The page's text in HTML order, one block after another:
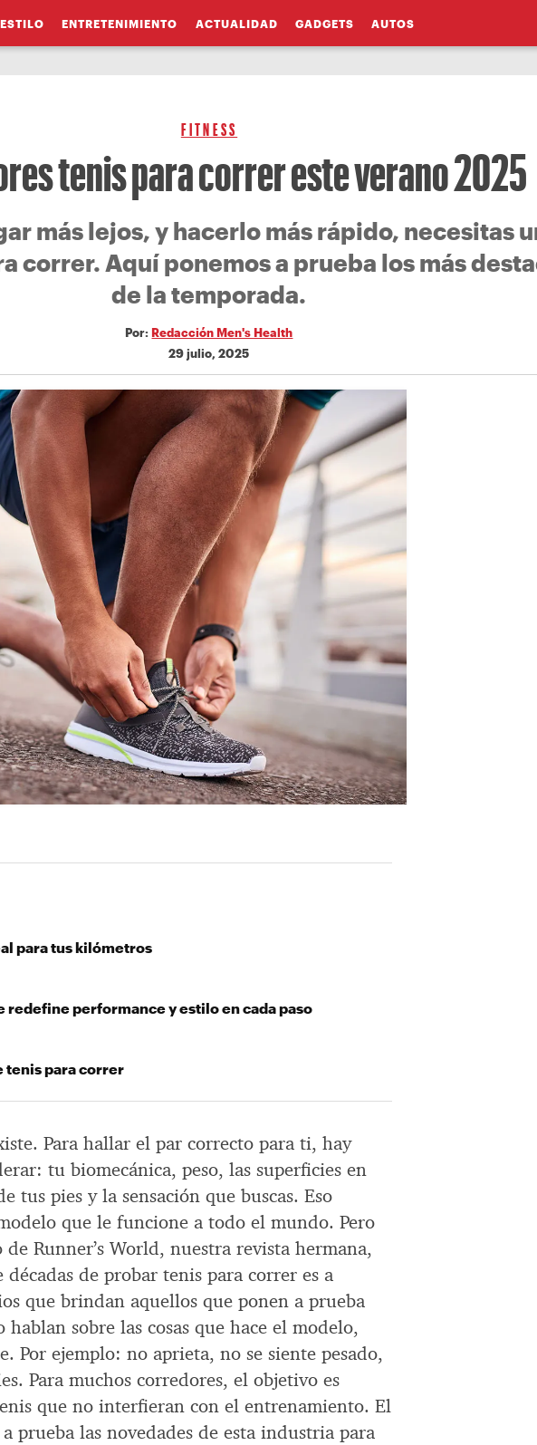
ESTILO ENTRETENIMIENTO ACTUALIDAD GADGETS AUTOS
FITNESS
tenis para correr este verano 2025
más lejos, y hacerlo más rápido, necesitas
correr. Aquí ponemos a prueba los más
de la temporada.
Por:Redacción Men's Health
29 julio, 2025
Para hallar el par correcto para ti, hay
tu biomecánica, peso, las superficies en
tus pies y la sensación que buscas. Eso
que le funcione a todo el mundo. Pero
Runner’s World, nuestra revista hermana,
de probar tenis para correr es a
que brindan aquellos que ponen a prueba
sobre las cosas que hace el modelo,
Por ejemplo: no aprieta, no se siente pesado,
Para muchos corredores, el objetivo es
que no interfieran con el entrenamiento. El
prueba las novedades de esta industria para
para tus kilómetros
redefine performance y estilo en cada paso
tenis para correr